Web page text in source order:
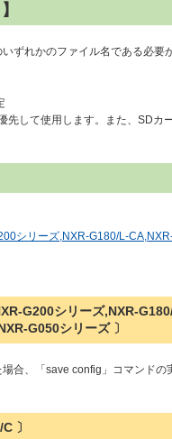
ずれかのファイル名である必要
先して使用します。また、SDカ
シリーズ,NXR-G180/L-
G200シリーズ,NXR-
G050シリーズ 〕
合、「save config」コマンド
〕